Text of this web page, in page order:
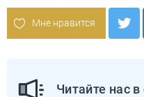
Мне нравится
Читайте нас